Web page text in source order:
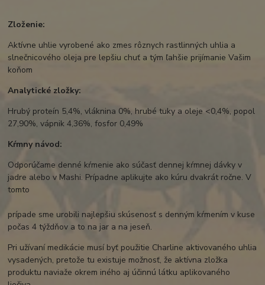
Zloženie:
Aktívne uhlie vyrobené ako zmes rôznych rastlinných uhlia a
slnečnicového oleja pre lepšiu chuť a tým ľahšie prijímanie Vašim
koňom
Analytické zložky:
Hrubý proteín 5,4%, vláknina 0%, hrubé tuky a oleje <0,4%, popol
27,90%, vápnik 4,36%, fosfor 0,49%
Kŕmny návod:
Odporúčame denné kŕmenie ako súčasť dennej kŕmnej dávky v
jadre alebo v Mashi. Prípadne aplikujte ako kúru dvakrát ročne. V
tomto
prípade sme urobili najlepšiu skúsenosť s denným kŕmením v kuse
počas 4 týždňov a to na jar a na jeseň.
Pri užívaní medikácie musí byť použitie Charline aktivovaného uhlia
vysadených, pretože tu existuje možnosť, že aktívna zložka
produktu naviaže okrem iného aj účinnú látku aplikovaného